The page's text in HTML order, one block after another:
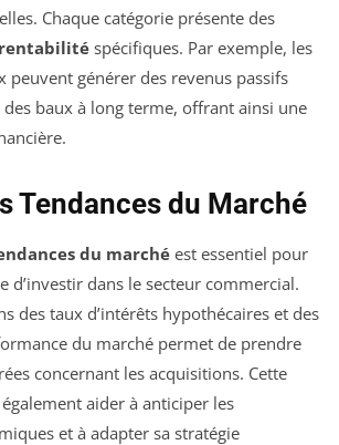
Chaque catégorie présente des
spécifiques. Par exemple, les
peuvent générer des revenus passifs
baux à long terme, offrant ainsi une
Tendances du Marché
du marché est essentiel pour
d’investir dans le secteur commercial.
des taux d’intérêts hypothécaires et des
du marché permet de prendre
concernant les acquisitions. Cette
aider à anticiper les
et à adapter sa stratégie